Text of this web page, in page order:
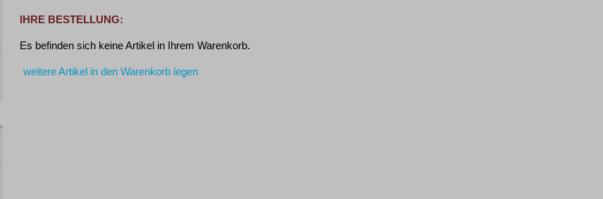
IHRE BESTELLUNG:
Es befinden sich keine Artikel in Ihrem Warenkorb.
weitere Artikel in den Warenkorb legen